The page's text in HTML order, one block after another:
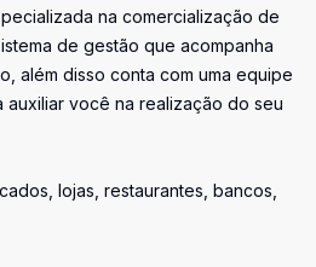
na comercialização de
de gestão que acompanha
além disso conta com uma equipe
auxiliar você na realização do seu
lojas, restaurantes, bancos,